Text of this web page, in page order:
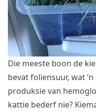
Die meeste boon de
bevat foliensuur, wat
produksie van
kattie bederf nie?